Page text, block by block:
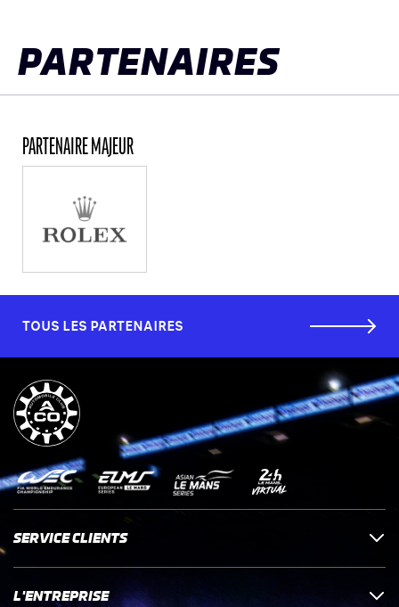
PARTENAIRES
PARTENAIRE MAJEUR
TOUS LES PARTENAIRES
SERVICE CLIENTS
L'ENTREPRISE